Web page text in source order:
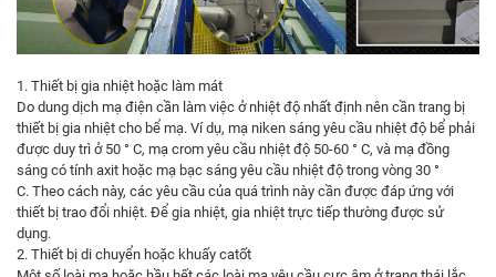
1. Thiết bị gia nhiệt hoặc làm mát
Do dung dịch mạ điện cần làm việc ở nhiệt độ nhất định nên cần trang bị
thiết bị gia nhiệt cho bể mạ. Ví dụ, mạ niken sáng yêu cầu nhiệt độ bể phải
được duy trì ở 50 ° C, mạ crom yêu cầu nhiệt độ 50-60 ° C, và mạ đồng
sáng có tính axit hoặc mạ bạc sáng yêu cầu nhiệt độ trong vòng 30 °
C. Theo cách này, các yêu cầu của quá trình này cần được đáp ứng với
thiết bị trao đổi nhiệt. Để gia nhiệt, gia nhiệt trực tiếp thường được sử
dụng.
2. Thiết bị di chuyển hoặc khuấy catốt